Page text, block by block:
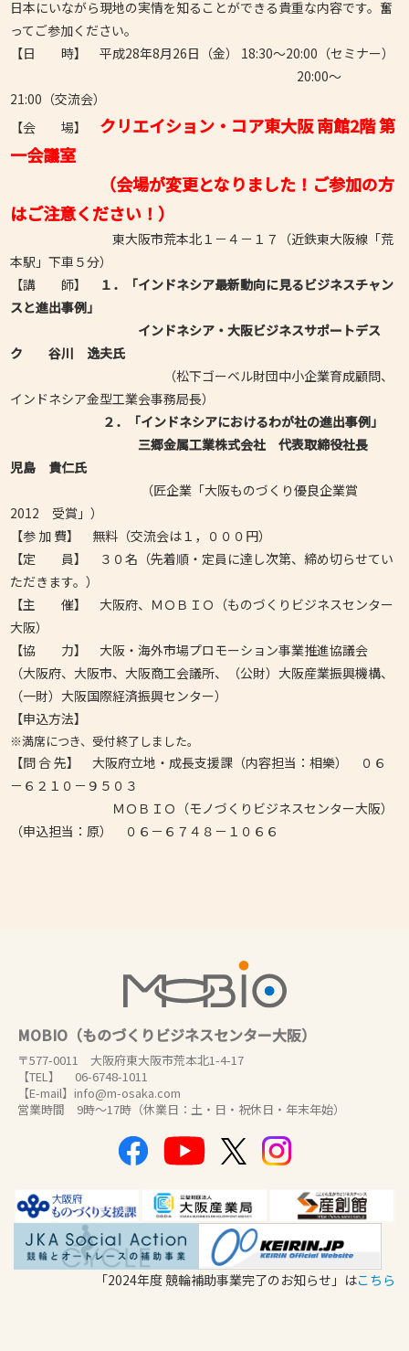
日本にいながら現地の実情を知ることができる貴重な内容です。奮
ってご参加ください。
【日 時】 平成28年8月26日（金） 18:30～20:00（セミナー）
20:00～
21:00（交流会）
【会 場】 クリエイション・コア東大阪 南館2階 第
一会議室
（会場が変更となりました！ご参加の方
はご注意ください！）
東大阪市荒本北１－４－１７（近鉄東大阪線「荒
本駅」下車５分）
【講 師】
１．「インドネシア最新動向に見るビジネスチャン
スと進出事例」
インドネシア・大阪ビジネスサポートデス
ク 谷川 逸夫氏
（松下ゴーベル財団中小企業育成顧問、
インドネシア金型工業会事務局長）
２．「インドネシアにおけるわが社の進出事例」
三郷金属工業株式会社 代表取締役社長
児島 貴仁氏
（匠企業「大阪ものづくり優良企業賞
2012 受賞」）
【参 加 費】 無料（交流会は１，０００円）
【定 員】 ３０名（先着順・定員に達し次第、締め切らせてい
ただきます。）
【主 催】 大阪府、ＭＯＢＩＯ（ものづくりビジネスセンター
大阪）
【協 力】 大阪・海外市場プロモーション事業推進協議会
（大阪府、大阪市、大阪商工会議所、（公財）大阪産業振興機構、
（一財）大阪国際経済振興センター）
【申込方法】
※満席につき、受付終了しました。
【問 合 先】 大阪府立地・成長支援課（内容担当：相樂） ０６
－６２１０－９５０３
ＭＯＢＩＯ（モノづくりビジネスセンター大阪）
（申込担当：原） ０６－６７４８－１０６６
MOBIO（ものづくりビジネスセンター大阪）
〒577-0011 大阪府東大阪市荒本北1-4-17
【TEL】 06-6748-1011
【E-mail】info@m-osaka.com
営業時間 9時～17時（休業日：土・日・祝休日・年末年始）
「2024年度 競輪補助事業完了のお知らせ」はこちら